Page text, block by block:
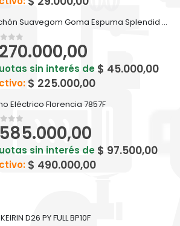
Colchón Suavegom Goma Espuma Splendid - 190 cm x 80 cm Bordó
of 5
270.000,00
sin interés de $ 45.000,00
$ 225.000,00
Eléctrico Florencia 7857F
of 5
585.000,00
sin interés de $ 97.500,00
$ 490.000,00
D26 PY FULL BP10F